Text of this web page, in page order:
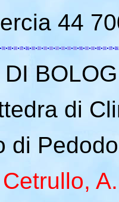
44
di
di